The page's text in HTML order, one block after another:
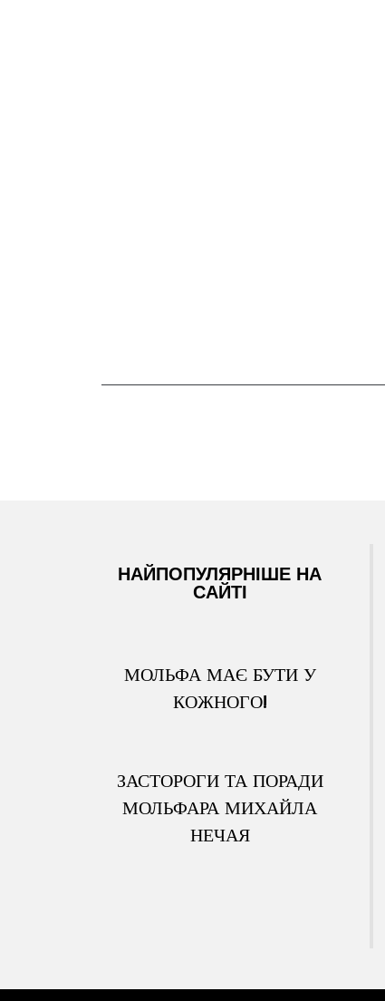
НАЙПОПУЛЯРНІШЕ НА
САЙТІ
МОЛЬФА МАЄ БУТИ У
КОЖНОГО!
ЗАСТОРОГИ ТА ПОРАДИ
МОЛЬФАРА МИХАЙЛА
НЕЧАЯ